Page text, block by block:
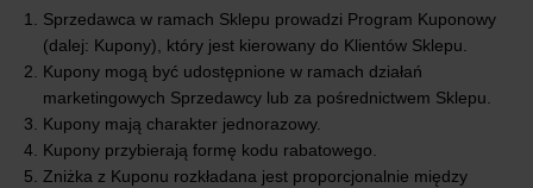
Sprzedawca w ramach Sklepu prowadzi Program Kuponowy
(dalej: Kupony), który jest kierowany do Klientów Sklepu.
Kupony mogą być udostępnione w ramach działań
marketingowych Sprzedawcy lub za pośrednictwem Sklepu.
Kupony mają charakter jednorazowy.
Kupony przybierają formę kodu rabatowego.
Zniżka z Kuponu rozkładana jest proporcjonalnie między